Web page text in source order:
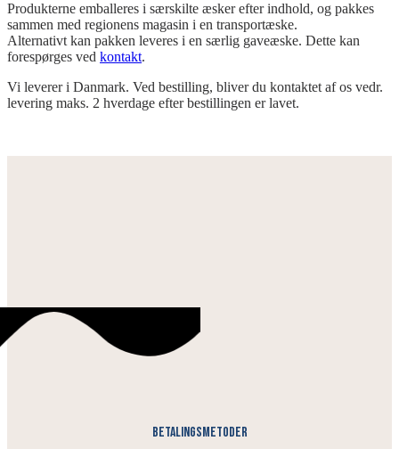
Produkterne emballeres i særskilte æsker efter indhold, og pakkes
sammen med regionens magasin i en transportæske.
Alternativt kan pakken leveres i en særlig gaveæske. Dette kan
forespørges ved kontakt.
Vi leverer i Danmark. Ved bestilling, bliver du kontaktet af os vedr.
levering maks. 2 hverdage efter bestillingen er lavet.
Betalingsmetoder